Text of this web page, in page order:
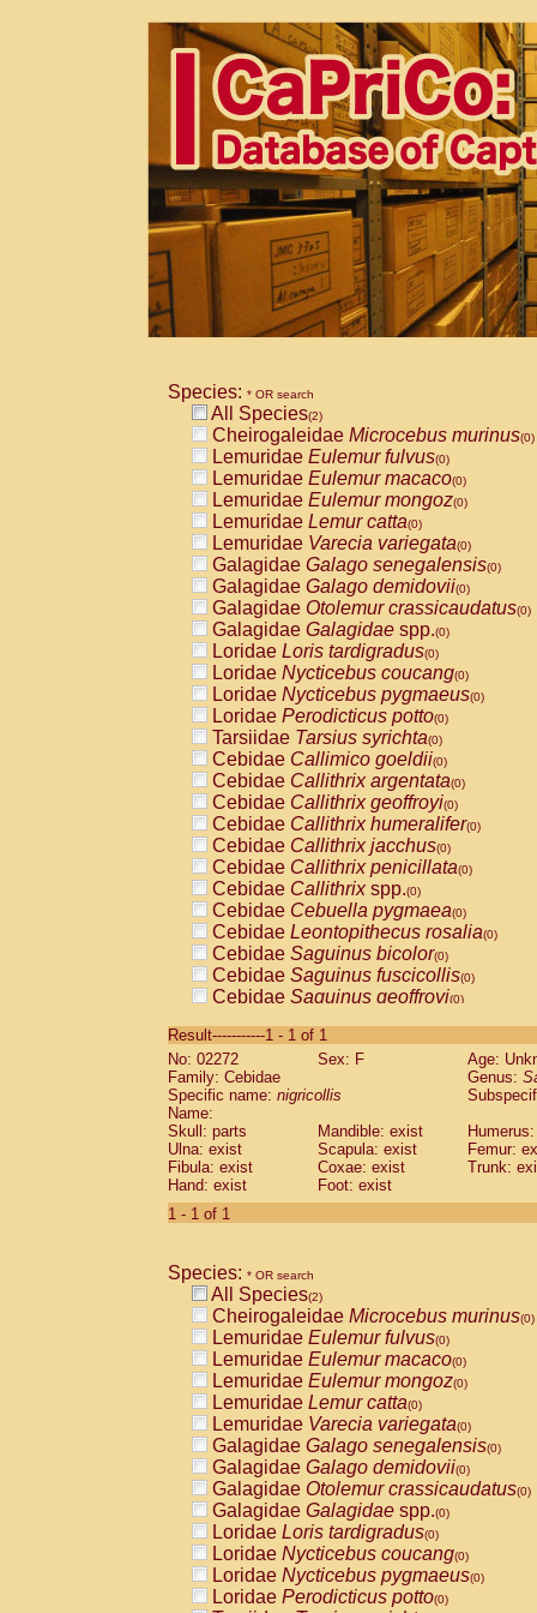
Species: * OR search
All Species(2)
Cheirogaleidae Microcebus murinus(0)
Lemuridae Eulemur fulvus(0)
Lemuridae Eulemur macaco(0)
Lemuridae Eulemur mongoz(0)
Lemuridae Lemur catta(0)
Lemuridae Varecia variegata(0)
Galagidae Galago senegalensis(0)
Galagidae Galago demidovii(0)
Galagidae Otolemur crassicaudatus(0)
Galagidae Galagidae spp.(0)
Loridae Loris tardigradus(0)
Loridae Nycticebus coucang(0)
Loridae Nycticebus pygmaeus(0)
Loridae Perodicticus potto(0)
Tarsiidae Tarsius syrichta(0)
Cebidae Callimico goeldii(0)
Cebidae Callithrix argentata(0)
Cebidae Callithrix geoffroyi(0)
Cebidae Callithrix humeralifer(0)
Cebidae Callithrix jacchus(0)
Cebidae Callithrix penicillata(0)
Cebidae Callithrixspp.(0)
Cebidae Cebuella pygmaea(0)
Cebidae Leontopithecus rosalia(0)
Cebidae Saguinus bicolor(0)
Cebidae Saguinus fuscicollis(0)
Cebidae Saguinus geoffroyi(0)
CebidaeSaguinus labiatus(0)
Cebidae Saguinus leucopus (0)
Cebidae
CebidaeSaguinus mystax
Cebidae Saguinus nigricollis (1)
Cebidae Saguinus oedipus
Cebidae Saguinus weddelli
Cebidae Saguinusspp.
Cebidae
CebidaeCebus capucinus
CebidaeCebus nigrivittatus
CebidaeCebus spp.(0)
CebidaeSaimiri boliviensis(0)
CebidaeSaimiri sciureus(0)
AtelidaeAlouatta caraya(0)
AtelidaeAlouatta fusca(0)
AtelidaeAlouatta seniculus(0)
AtelidaeAlouattaspp.(0)
AtelidaeAteles belzebuth(0)
AtelidaeAteles geoffroyi(0)
AtelidaeAteles paniscus(0)
AtelidaeAtelesspp.(0)
AtelidaeLagothrix lagothricha(0)
AtelidaeLagothrix lagothricha cana
PitheciidaeCacajao calvus
Result-----------1 - 1 of 1
No: 02272
Sex: F
Age:
Family: Cebidae
Genus:
Specific name: nigricollis
Name:
Skull: parts
Mandible: exist
Ulna: exist
Scapula: exist
Femur:
Fibula: exist
Coxae: exist
Trunk:
Hand: exist
Foot: exist
1 - 1 of 1
Species: * OR search
All Species(2)
Cheirogaleidae Microcebus murinus(0)
Lemuridae Eulemur fulvus(0)
Lemuridae Eulemur macaco(0)
Lemuridae Eulemur mongoz(0)
Lemuridae Lemur catta(0)
Lemuridae Varecia variegata(0)
Galagidae Galago senegalensis(0)
Galagidae Galago demidovii(0)
Galagidae Otolemur crassicaudatus(0)
Galagidae Galagidae spp.(0)
Loridae Loris tardigradus(0)
Loridae Nycticebus coucang(0)
Loridae Nycticebus pygmaeus(0)
Loridae Perodicticus potto(0)